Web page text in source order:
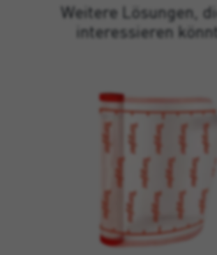
Weitere Lösungen,
interessieren